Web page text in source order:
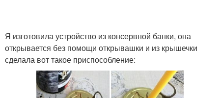
Я изготовила устройство из консервной банки, она
открывается без помощи открывашки и из крышечки
сделала вот такое приспособление: